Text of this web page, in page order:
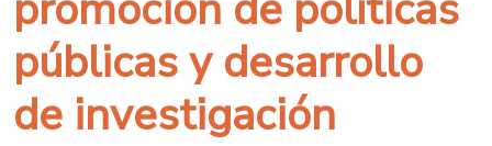
públicas y desarrollo
de investigación